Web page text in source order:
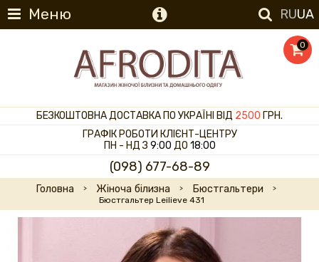
Меню RUUA
0
БЕЗКОШТОВНА ДОСТАВКА ПО УКРАЇНІ ВІД 2500 ГРН.
ГРАФІК РОБОТИ КЛІЄНТ-ЦЕНТРУ
ПН - НД З 9:00 ДО 18:00
(098) 677-68-89
Головна Жіноча білизна Бюстгальтери
Бюстгальтер Leilieve 431